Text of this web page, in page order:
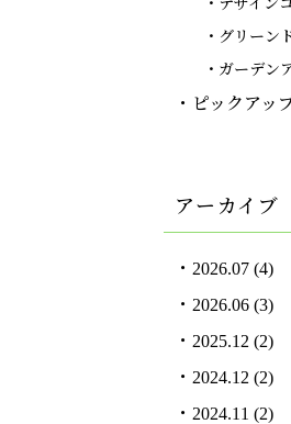
デザイン
グリーン
ガーデン
ピックアッ
アーカイブ
2026.07 (4)
2026.06 (3)
2025.12 (2)
2024.12 (2)
2024.11 (2)